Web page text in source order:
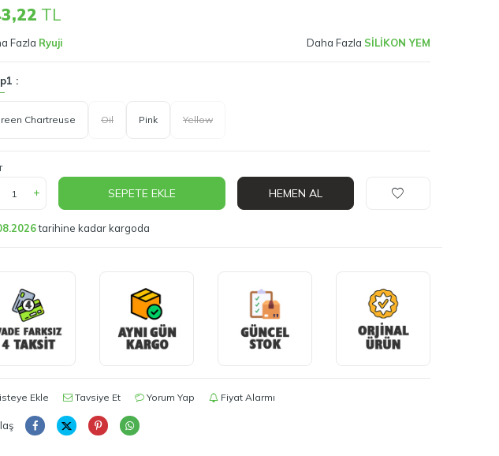
TL
Fazla Ryuji Daha Fazla SİLİKON YEM
:
Chartreuse Oil Pink Yellow
SEPETE EKLE HEMEN AL
tarihine kadar kargoda
Ekle Tavsiye Et Yorum Yap Fiyat Alarmı